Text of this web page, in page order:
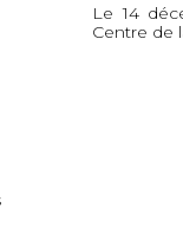
Le 14
Centre de